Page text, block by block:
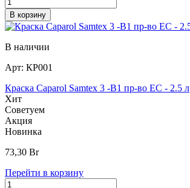
В корзину
В наличии
Арт: КР001
Краска Caparol Samtex 3 -B1 пр-во EC - 2.5 л
Хит
Советуем
Акция
Новинка
73,30 Br
Перейти в корзину